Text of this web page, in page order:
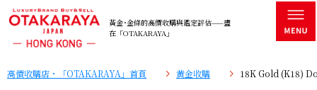
黃金･金條的高價收購與鑑定評估——盡
在「OTAKARAYA」
高價收購店・「OTAKARAYA」首頁 黄金收購 18K Gold (K18)